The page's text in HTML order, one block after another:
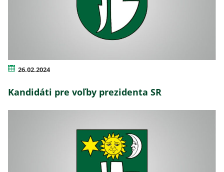
26.02.2024
Kandidáti pre voľby prezidenta SR